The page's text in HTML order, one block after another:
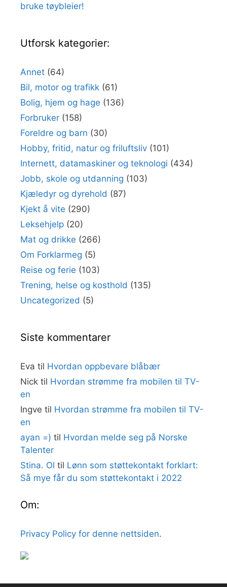
bruke tøybleier!
Utforsk kategorier:
Annet (64)
Bil, motor og trafikk (61)
Bolig, hjem og hage (136)
Forbruker (158)
Foreldre og barn (30)
Hobby, fritid, natur og friluftsliv (101)
Internett, datamaskiner og teknologi (434)
Jobb, skole og utdanning (103)
Kjæledyr og dyrehold (87)
Kjekt å vite (290)
Leksehjelp (20)
Mat og drikke (266)
Om Forklarmeg (5)
Reise og ferie (103)
Trening, helse og kosthold (135)
Uncategorized (5)
Siste kommentarer
Eva til Hvordan oppbevare blåbær
Nick til Hvordan strømme fra mobilen til TV-
en
Ingve til Hvordan strømme fra mobilen til TV-
en
ayan =) til Hvordan melde seg på Norske
Talenter
Stina. Ol til Lønn som støttekontakt forklart:
Så mye får du som støttekontakt i 2022
Om:
Privacy Policy for denne nettsiden.